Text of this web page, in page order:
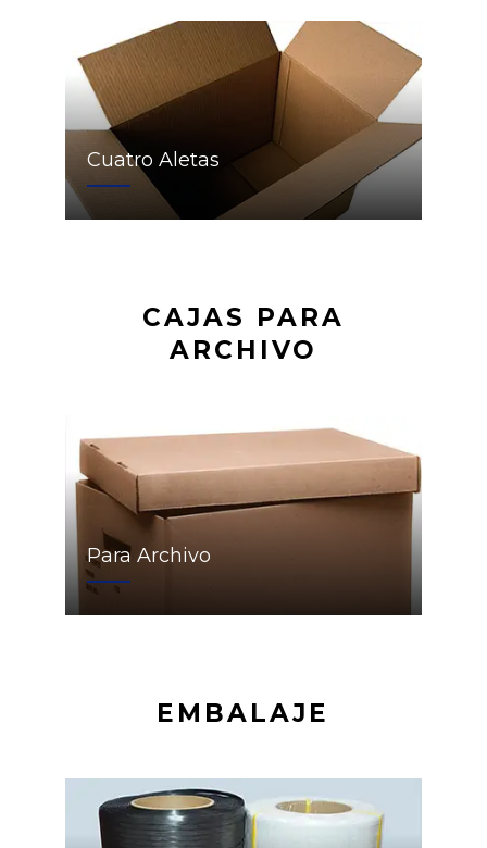
Cuatro Aletas
CAJAS PARA
ARCHIVO
Para Archivo
EMBALAJE